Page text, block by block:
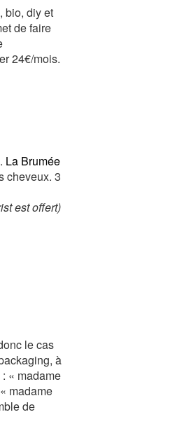
bio, diy et
de faire
24€/mois.
La Brumée
cheveux. 3
est offert)
le cas
à
« madame
madame
de